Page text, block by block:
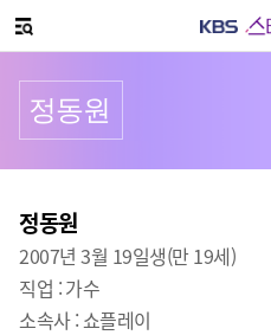
메뉴 열기
정동원
프로필
정동원
2007년 3월 19일생(만 19세)
직업 :가수
소속사 : 쇼플레이